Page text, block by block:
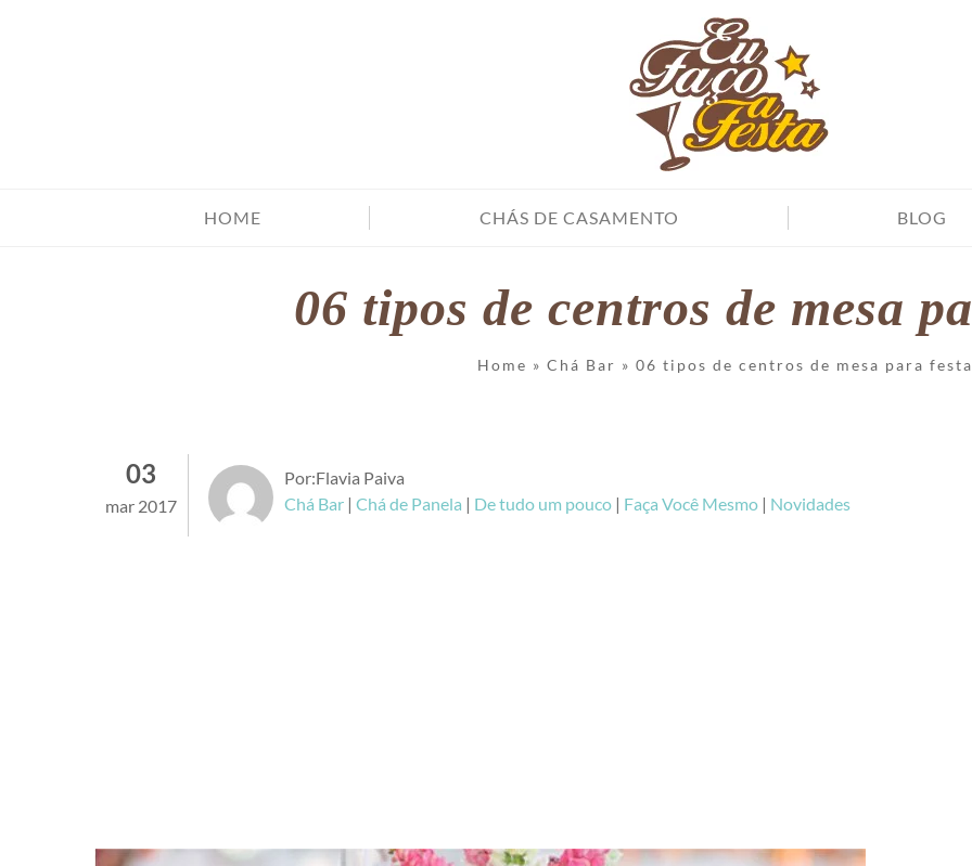
HOME CHÁS DE CASAMENTO BLOG
06 tipos de centros de mesa
Home » Chá Bar » 06 tipos de centros de mesa para
Por:Flavia Paiva
Chá Bar | Chá de Panela | De tudo um pouco | Faça Você Mesmo | Novidades
03
mar 2017